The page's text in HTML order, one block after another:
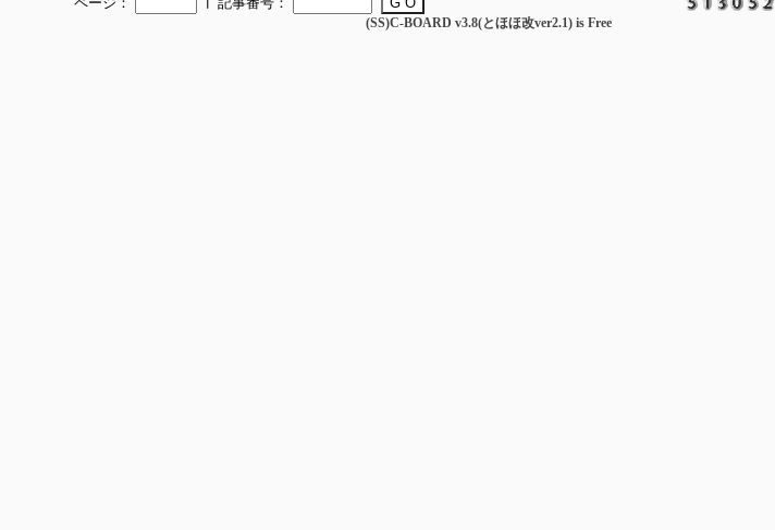
(SS)C-BOARD v3.8(とほほ改ver2.1) is Free